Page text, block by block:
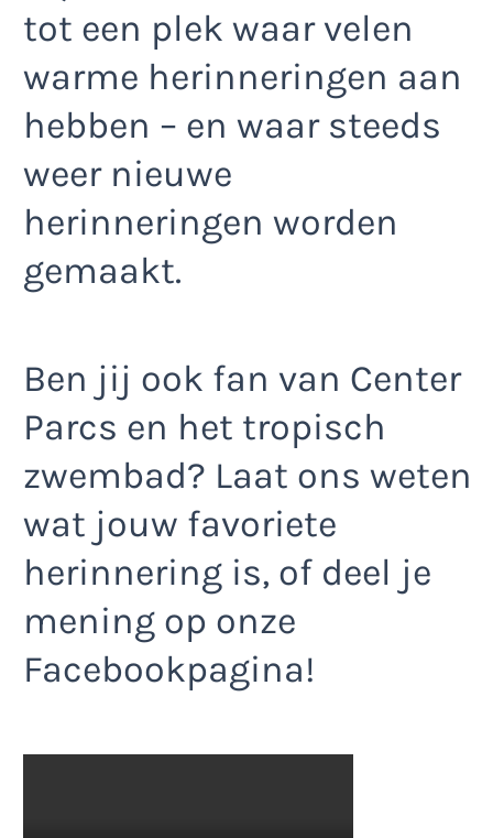
tot een plek waar velen
warme herinneringen aan
hebben – en waar steeds
weer nieuwe
herinneringen worden
gemaakt.
Ben jij ook fan van Center
Parcs en het tropisch
zwembad? Laat ons weten
wat jouw favoriete
herinnering is, of deel je
mening op onze
Facebookpagina!